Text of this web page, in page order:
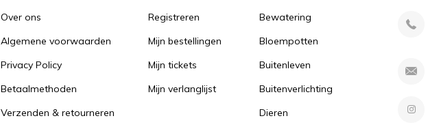
Over ons
Algemene voorwaarden
Privacy Policy
Betaalmethoden
Verzenden & retourneren
Registreren
Mijn bestellingen
Mijn tickets
Mijn verlanglijst
Bewatering
Bloempotten
Buitenleven
Buitenverlichting
Dieren